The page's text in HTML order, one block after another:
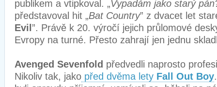
publikem a vtipkoval. „Vypadám jako starý
představoval hit „Bat Country” z dvacet let
Evil ”. Právě k 20. výročí jejich průlomové
Evropy na turné. Přesto zahrají jen jednu
Avenged Sevenfold předvedli naprosto
Nikoliv tak, jako před dvěma lety Fall Out Boy